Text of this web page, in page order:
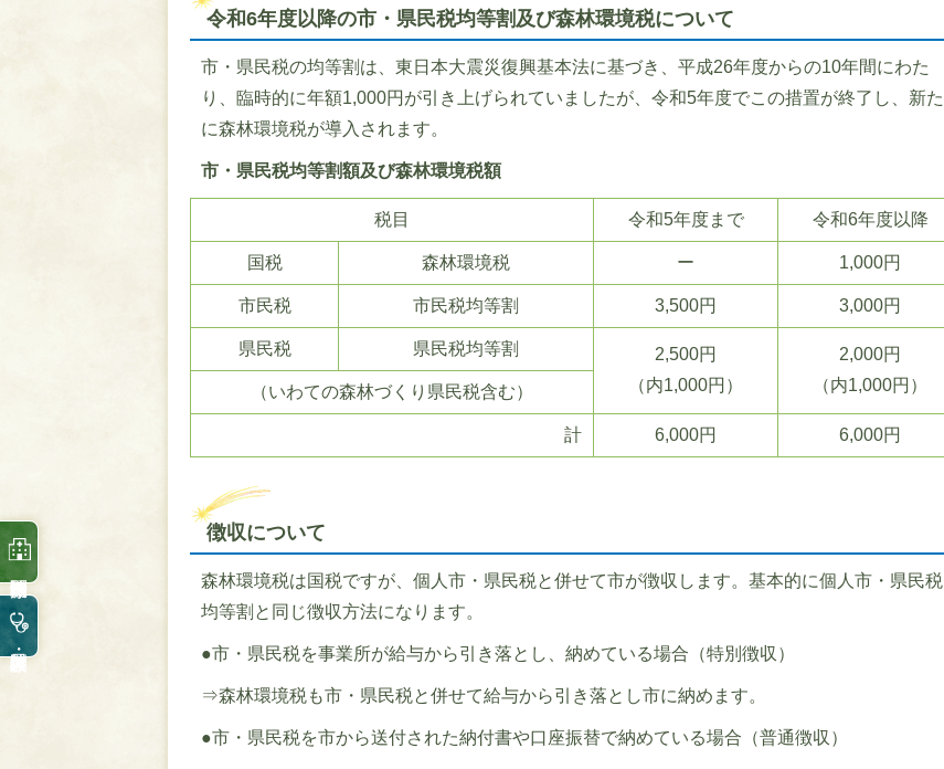
令和6年度以降の市・県民税均等割及び森林環境税について
市・県民税の均等割は、東日本大震災復興基本法に基づき、平成26年度からの10年間にわた
り、臨時的に年額1,000円が引き上げられていましたが、令和5年度でこの措置が終了し、新た
に森林環境税が導入されます。
市・県民税均等割額及び森林環境税額
税目 令和5年度まで 令和6年度以降
国税 森林環境税 ー 1,000円
市民税 市民税均等割 3,500円 3,000円
県民税 県民税均等割
2,500円
（内1,000円）
2,000円
（内1,000円）
（いわての森林づくり県民税含む）
計 6,000円 6,000円
徴収について
森林環境税は国税ですが、個人市・県民税と併せて市が徴収します。基本的に個人市・県民税
均等割と同じ徴収方法になります。
●市・県民税を事業所が給与から引き落とし、納めている場合（特別徴収）
⇒森林環境税も市・県民税と併せて給与から引き落とし市に納めます。
●市・県民税を市から送付された納付書や口座振替で納めている場合（普通徴収）